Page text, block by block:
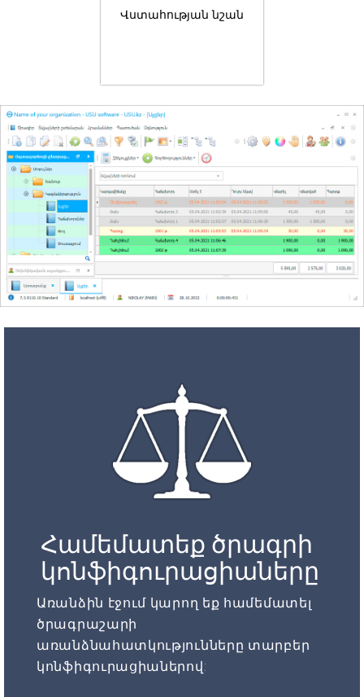
Վստահության նշան
Համեմատեք ծրագրի
կոնֆիգուրացիաները
Առանձին էջում կարող եք համեմատել
ծրագրաշարի
առանձնահատկությունները տարբեր
կոնֆիգուրացիաներով: